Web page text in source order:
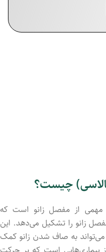
چیست؟
مهمی از مفصل زانو است که
زانو را تشکیل می‌دهد. این
می‌تواند به صاف شدن زانو کمک